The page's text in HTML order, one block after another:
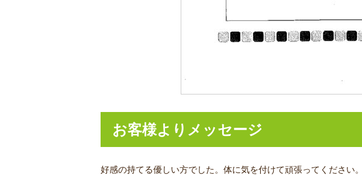
お客様よりメッセージ
好感の持てる優しい方でした。体に気を付けて頑張ってください。